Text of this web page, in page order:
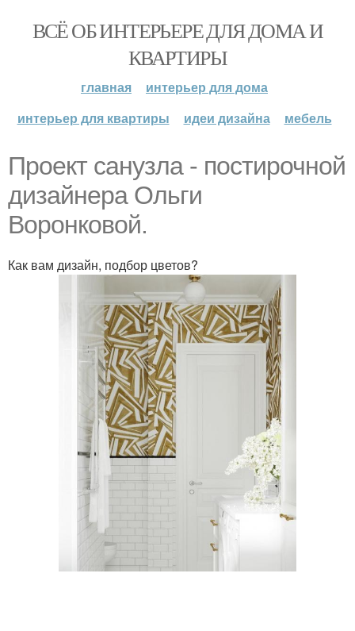
ВСЁ ОБ ИНТЕРЬЕРЕ ДЛЯ ДОМА И
КВАРТИРЫ
главная
интерьер для дома
интерьер для квартиры
идеи дизайна мебель
Проект санузла - постирочной
дизайнера Ольги
Воронковой.
Как вам дизайн, подбор цветов?